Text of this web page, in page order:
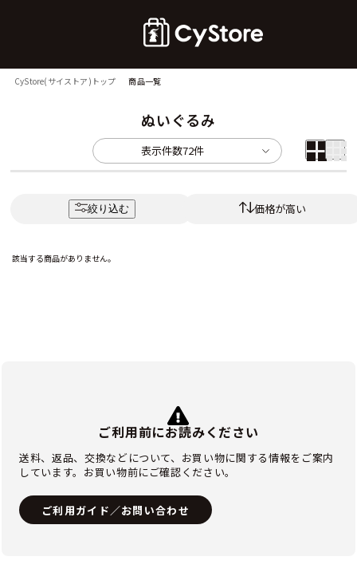
CyStore(サイストア)トップ 商品一覧
ぬいぐるみ
表示件数72件
絞り込む 価格が高い
該当する商品がありません。
ご利用前にお読みください
送料、返品、交換などについて、お買い物に関する情報をご案内
しています。お買い物前にご確認ください。
ご利用ガイド／お問い合わせ